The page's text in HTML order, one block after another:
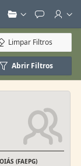
Limpar Filtros
Abrir Filtros
(FAEPG)